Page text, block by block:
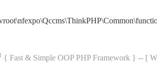
{ Fast & Simple OOP PHP Framework } -- [